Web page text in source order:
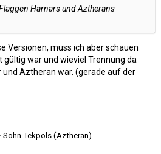
Harnars und Aztherans
Versionen, muss ich aber schauen
war und wieviel Trennung da
Aztheran war. (gerade auf der
Sohn Tekpols (Aztheran)